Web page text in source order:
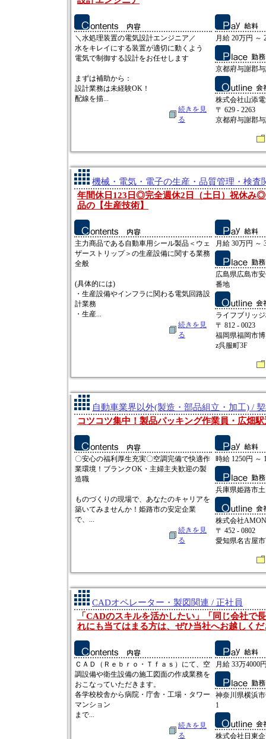
＼水処理装置の電気設計エンジニア／
水をキレイにする装置が適切に動くよう
電気で制御する設計をお任せします
まずは補助から：
設計業務は未経験OK！
配線を描...
続きを見
る
月給 20万円 ～
京都府与謝郡
株式会社山添
〒 629 - 2263
京都府与謝郡
機械・電気・電子の生産・品質管理・検査
年間休日123日◎完全週休2日（土日）祝休み
品の【生産技術】
主力商品である自動車用シール製品＜ウェ
ザーストリップ＞の生産設備に関する業務
全般
(具体的には)
・生産設備やインフラに関わる電気回路設
計業務
・生産...
続きを見
る
月給 30万円 ～
広島県広島市
番地
ライフブリッ
〒 812 - 0023
福岡県福岡市
z呉服町3F
自動車業界以外(製造・部品組立・加工) /
コツコツ集中！製品パッキング作業員・広畑
〇安心の福利厚生充実〇空調完備で快適作
業環境！ブランクOK・主婦主夫歓迎の製
造職
ものづくりの現場で、あなたのキャリアを
築いてみませんか！姫路市の安定企業
で、...
続きを見
る
時給 1250円 ～
兵庫県姫路市
株式会社AMON
〒 452 - 0802
愛知県名古屋
CADオペレーター・製図関連 / 正社員
「CADのスキルを活かしたい」「同じ会社で
れにも当てはまる方は、ぜひ当社へお越しく
ＣＡＤ（Ｒｅｂｒｏ・Ｔｆａｓ）にて、空
調設備や衛生設備の施工図面の作成業務を
おこなっていただきます。
各学校校舎から病院・庁舎・工場・タワー
マンション
まで...
続きを見
る
月給 33万4000
神奈川県横浜
1
株式会社日東